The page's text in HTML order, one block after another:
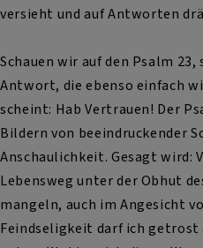
versieht und auf Antworten
Schauen wir auf den Psalm
Antwort, die ebenso einfach
scheint: Hab Vertrauen! Der
Bildern von beeindruckender
Anschaulichkeit. Gesagt wird:
Lebensweg unter der Obhut
mangeln, auch im Angesicht
Feindseligkeit darf ich getrost